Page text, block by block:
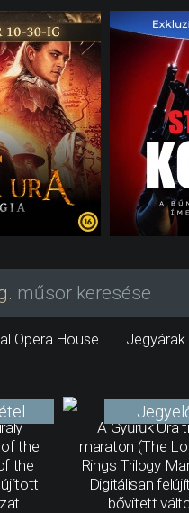
műsor keresése
Opera House Jegyárak
the
the
A Gyűrűk Ura
maraton (The
Rings Trilogy
Digitálisan
bővített